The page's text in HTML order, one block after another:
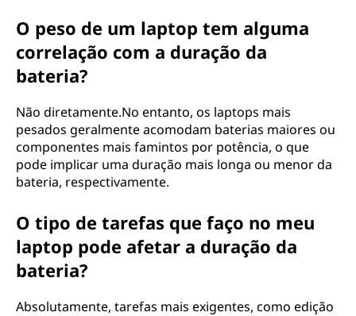
O peso de um laptop tem alguma
correlação com a duração da
bateria?
Não diretamente.No entanto, os laptops mais
pesados ​​geralmente acomodam baterias maiores ou
componentes mais famintos por potência, o que
pode implicar uma duração mais longa ou menor da
bateria, respectivamente.
O tipo de tarefas que faço no meu
laptop pode afetar a duração da
bateria?
Absolutamente, tarefas mais exigentes, como edição